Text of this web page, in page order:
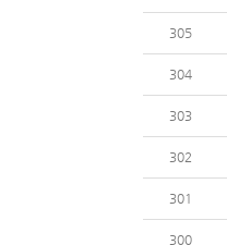
305
304
303
302
301
300